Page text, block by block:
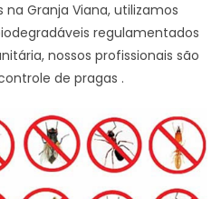
Granja Viana, utilizamos
regulamentados
nossos profissionais são
de pragas .